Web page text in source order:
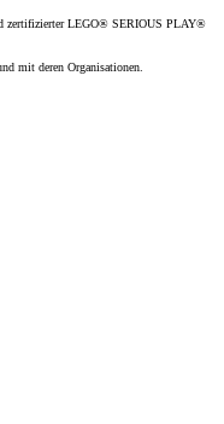
zertifizierter LEGO® SERIOUS PLAY®
mit deren Organisationen.